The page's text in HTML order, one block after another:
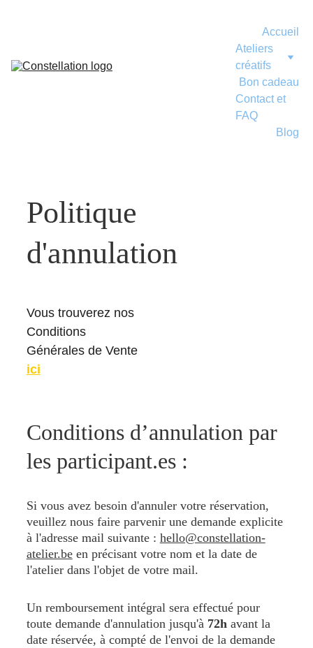
Accueil
Ateliers
créatifs
Bon cadeau
Contact et
FAQ
Blog
Politique
d'annulation
Conditions d’annulation par
les participant.es :
Si vous avez besoin d'annuler votre réservation,
veuillez nous faire parvenir une demande explicite
à l'adresse mail suivante : hello@constellation-
atelier.be en précisant votre nom et la date de
l'atelier dans l'objet de votre mail.
Un remboursement intégral sera effectué pour
toute demande d'annulation jusqu'à 72h avant la
date réservée, à compté de l'envoi de la demande
Vous trouverez nos
Conditions
Générales de Vente
ici